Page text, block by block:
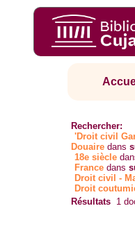
Rechercher:
'Droit civil
Douaire dans
18e siècle
France dans
Droit civil -
Droit
Résultats 1